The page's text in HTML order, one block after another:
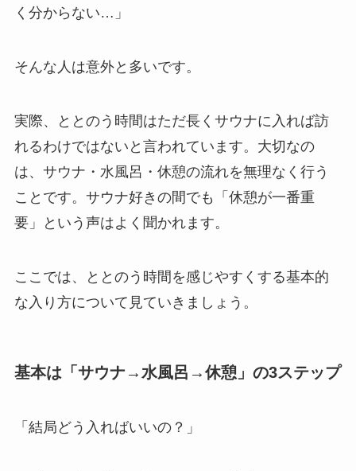
く分からない…」
そんな人は意外と多いです。
実際、ととのう時間はただ長くサウナに入れば訪
れるわけではないと言われています。大切なの
は、サウナ・水風呂・休憩の流れを無理なく行う
ことです。サウナ好きの間でも「休憩が一番重
要」という声はよく聞かれます。
ここでは、ととのう時間を感じやすくする基本的
な入り方について見ていきましょう。
基本は「サウナ→水風呂→休憩」の3ステップ
「結局どう入ればいいの？」